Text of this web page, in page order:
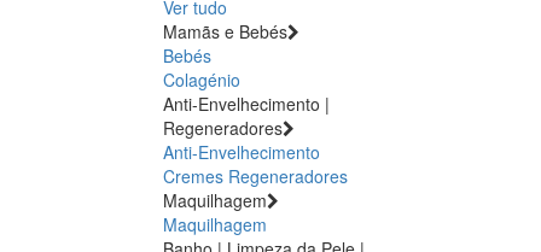
Ver tudo
Mamãs e Bebés
Bebés
Colagénio
Anti-Envelhecimento |
Regeneradores
Anti-Envelhecimento
Cremes Regeneradores
Maquilhagem
Maquilhagem